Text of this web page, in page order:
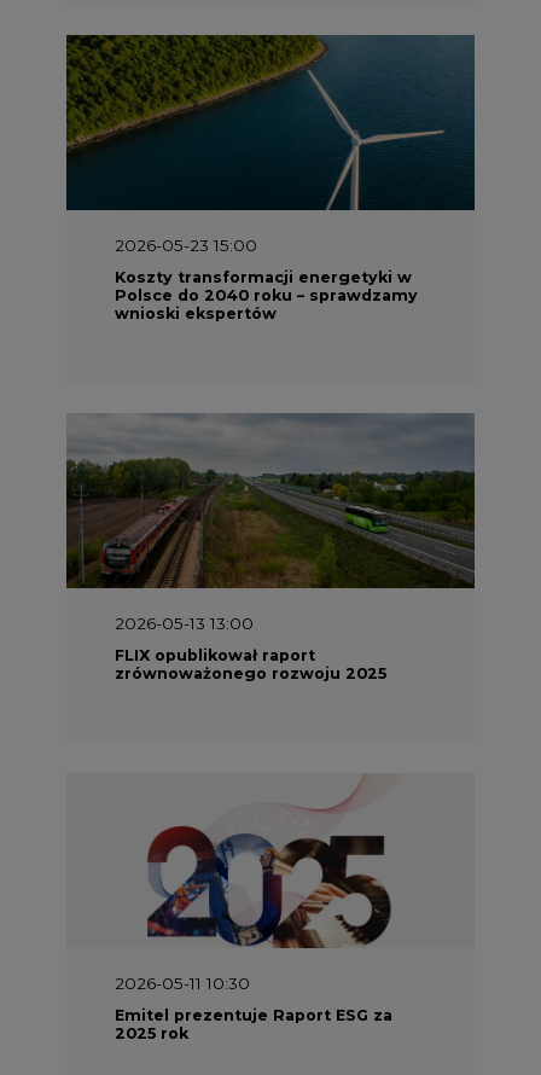
Koszty transformacji energetyki w
Polsce do 2040 roku – sprawdzamy
wnioski ekspertów
2026-05-13 13:00
FLIX opublikował raport
zrównoważonego rozwoju 2025
2026-05-11 10:30
Emitel prezentuje Raport ESG za
2025 rok